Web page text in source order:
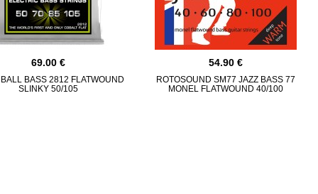
69.00
BASS 2812 FLATWOUND
SLINKY 50/105
54.90
ROTOSOUND SM77 JAZZ BASS 77
MONEL FLATWOUND 40/100